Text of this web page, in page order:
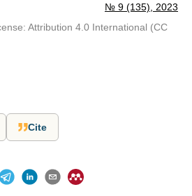
№ 9 (135), 2023
Attribution 4.0 International (CC
Cite